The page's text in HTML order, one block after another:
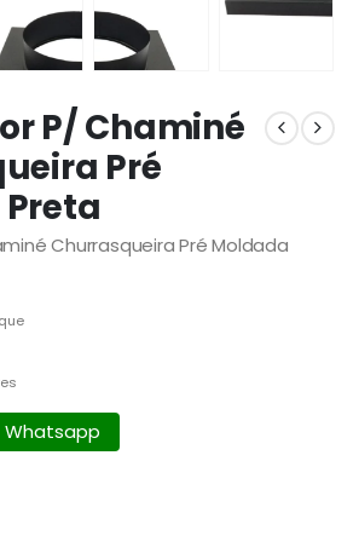
P/ Chaminé
Pré
Churrasqueira Pré Moldada